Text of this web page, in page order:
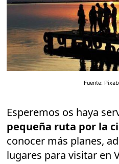
Fuente:
Esperemos os haya
pequeña ruta por la
conocer más planes,
lugares para visitar en